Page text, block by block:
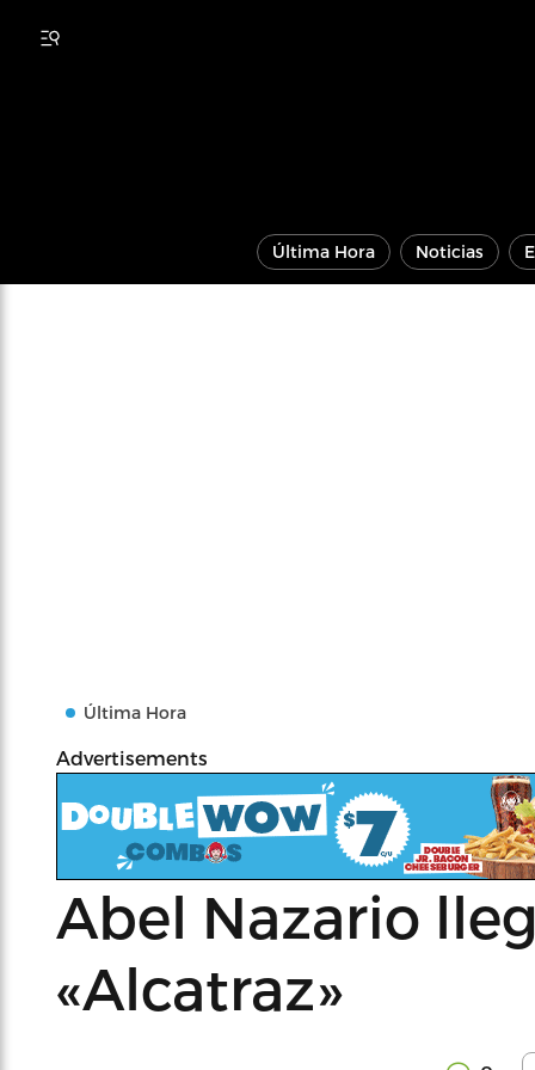
Última Hora Noticias
Última Hora
Advertisements
Abel Nazario
«Alcatraz»